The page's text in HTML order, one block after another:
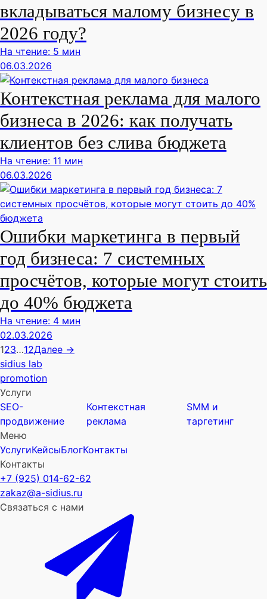
вкладываться малому бизнесу в
2026 году?
На чтение: 5 мин
06.03.2026
Контекстная реклама для малого
бизнеса в 2026: как получать
клиентов без слива бюджета
На чтение: 11 мин
06.03.2026
Ошибки маркетинга в первый
год бизнеса: 7 системных
просчётов, которые могут стоить
до 40% бюджета
На чтение: 4 мин
02.03.2026
123…12Далее →
sidius lab
promotion
Услуги
SEO-
продвижение
Контекстная
реклама
SMM и
таргетинг
Меню
УслугиКейсыБлогКонтакты
Контакты
+7 (925) 014-62-62
zakaz@a-sidius.ru
Связаться с нами